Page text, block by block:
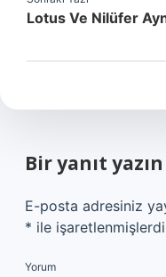
Lotus Ve Nilüfer
Bir yanıt yazın
E-posta adresiniz
* ile
Yorum